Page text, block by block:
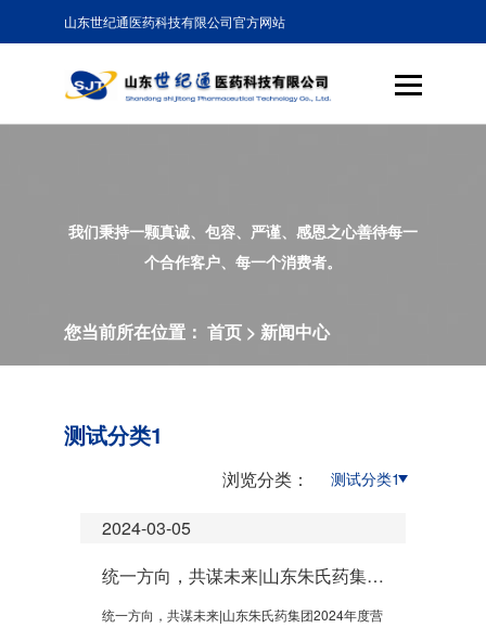
山东世纪通医药科技有限公司官方网站
我们秉持一颗真诚、包容、严谨、感恩之心善待每一
个合作客户、每一个消费者。
您当前所在位置： 首页 > 新闻中心
测试分类1
浏览分类： 测试分类1
2024-03-05
统一方向，共谋未来|山东朱氏药集团2024年度营销策略共识会圆满落幕
统一方向，共谋未来|山东朱氏药集团2024年度营